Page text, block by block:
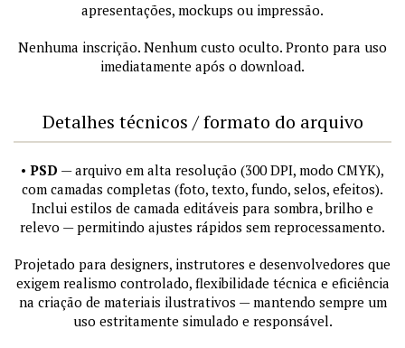
apresentações, mockups ou impressão.
Nenhuma inscrição. Nenhum custo oculto. Pronto para uso
imediatamente após o download.
Detalhes técnicos / formato do arquivo
• PSD — arquivo em alta resolução (300 DPI, modo CMYK),
com camadas completas (foto, texto, fundo, selos, efeitos).
Inclui estilos de camada editáveis para sombra, brilho e
relevo — permitindo ajustes rápidos sem reprocessamento.
Projetado para designers, instrutores e desenvolvedores que
exigem realismo controlado, flexibilidade técnica e eficiência
na criação de materiais ilustrativos — mantendo sempre um
uso estritamente simulado e responsável.